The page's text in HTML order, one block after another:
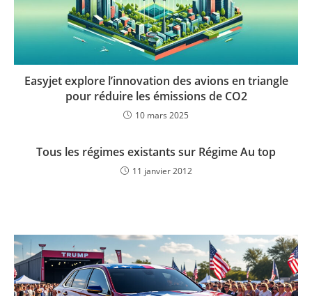
Easyjet explore l’innovation des avions en triangle
pour réduire les émissions de CO2
10 mars 2025
Tous les régimes existants sur Régime Au top
11 janvier 2012